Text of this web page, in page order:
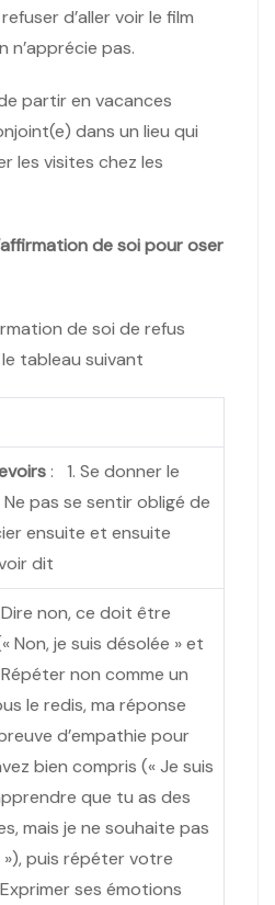
d’aller voir le film
n’apprécie pas.
partir en vacances
dans un lieu qui
les visites chez les
de soi pour oser
de soi de refus
tableau suivant
: 1. Se donner le
pas se sentir obligé de
ensuite et ensuite
dit
Dire non, ce doit être
Non, je suis désolée » et
non comme un
le redis, ma réponse
d’empathie pour
bien compris (« Je suis
que tu as des
mais je ne souhaite pas
puis répéter votre
ses émotions